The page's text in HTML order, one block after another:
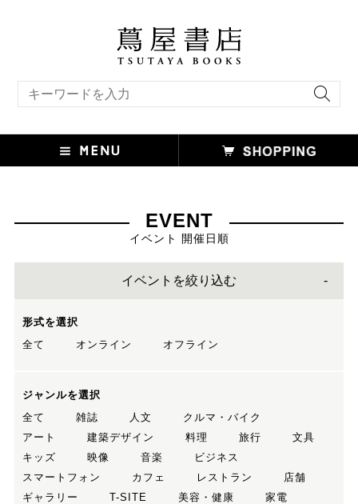
EVENT
イベント 開催日順
イベントを絞り込む
形式を選択
全て
オンライン オフライン
ジャンルを選択
全て
雑誌 人文
クルマ・バイク
アート
建築デザイン 料理 旅行
文具
キッズ
映像 音楽
ビジネス
スマートフォン
カフェ レストラン
店舗
ギャラリー
T-SITE 美容・健康
家電